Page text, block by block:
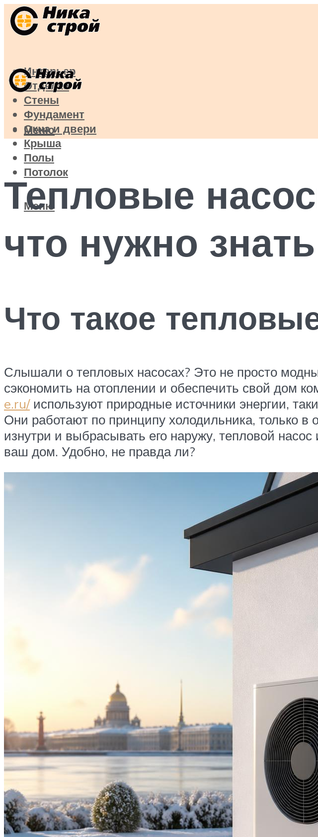
Интерьер
Отделка
Стены
Фундамент
Окна и двери
Крыша
Полы
Потолок
Меню
Меню
Тепловые
что нужно знать
Что такое
Слышали о тепловых насосах? Это не просто
сэкономить на отоплении и обеспечить свой дом
e.ru/используют природные источники энергии,
Они работают по принципу холодильника, только в
изнутри и выбрасывать его наружу, тепловой
ваш дом. Удобно, не правда ли?